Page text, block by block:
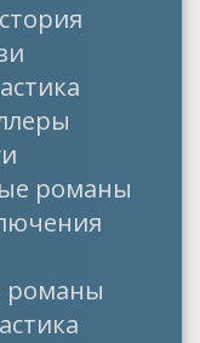
романы
романы